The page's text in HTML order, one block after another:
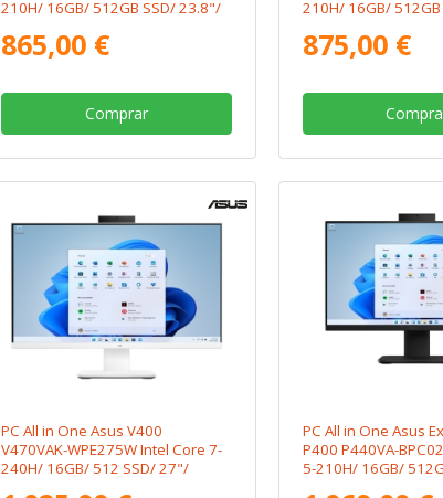
210H/ 16GB/ 512GB SSD/ 23.8"/
865,00 €
Comprar
210H/ 16GB/
875,00 €
PC All in One Asus V400
V470VAK-WPE275W Intel Core 7-
240H/ 16GB/ 512 SSD/ 27"/
PC All in One Asus
P400 P440VA-
5-210H/ 16GB/